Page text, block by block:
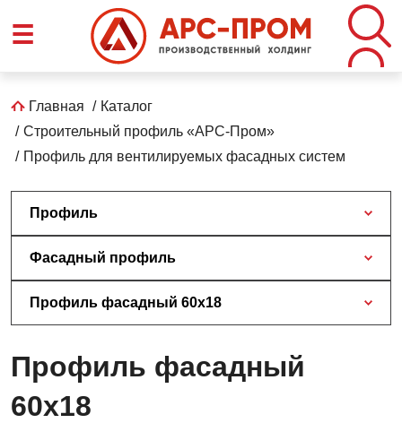
☰
Строка
навигации
Главная
Каталог
Строительный профиль «АРС-Пром»
Профиль для вентилируемых фасадных систем
Профиль
Фасадный профиль
Профиль фасадный 60х18
Профиль фасадный
60х18